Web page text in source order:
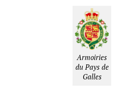
Armoiries
du Pays de
Galles